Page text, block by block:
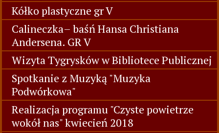
Kółko plastyczne gr V
Calineczka– baśń Hansa Christiana
Andersena. GR V
Wizyta Tygrysków w Bibliotece Publicznej
Spotkanie z Muzyką "Muzyka
Podwórkowa"
Realizacja programu "Czyste powietrze
wokół nas" kwiecień 2018